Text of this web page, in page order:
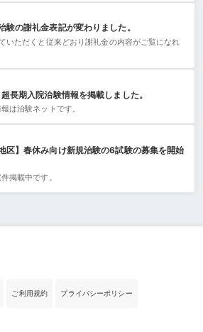
験の謝礼金表記が変わりました。
いただくと従来どおり謝礼金の内容がご覧になれ
超長期入院治験情報を掲載しました。
は治験ネットです。
区】春休み向け新規治験の6試験の募集を開始
掲載中です。
ご利用規約 プライバシーポリシー